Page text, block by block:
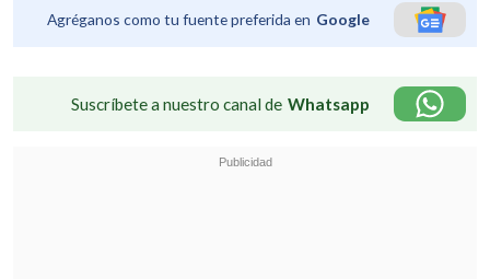
Agréganos como tu fuente preferida en Google
Suscríbete a nuestro canal de Whatsapp